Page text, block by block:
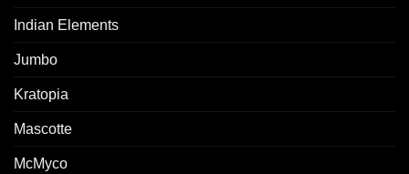
Indian Elements
Jumbo
Kratopia
Mascotte
McMyco